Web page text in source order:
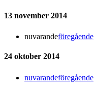
13 november 2014
nuvarandeföregående
24 oktober 2014
nuvarandeföregående